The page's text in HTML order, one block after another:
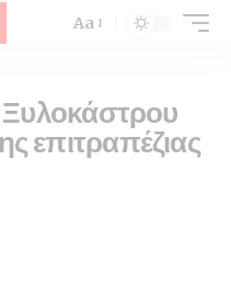
Aa
Ξυλοκάστρου
επιτραπέζιας